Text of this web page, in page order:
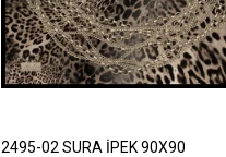
2495-02 SURA İPEK 90X90